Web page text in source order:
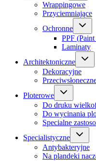
Wrappingowe
Przyciemniające
Ochronne
PPF
Laminaty
Architektoniczne
Dekoracyjne
Ploterowe
Do druku
Do wycinania
Specialne
Specialistyczne
Antybakteryjne
Na plandeki